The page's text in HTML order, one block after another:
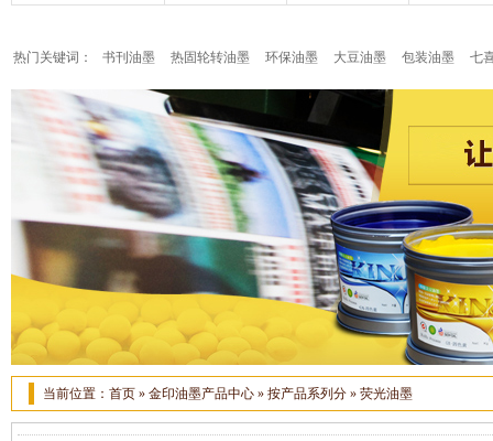
热门关键词： 书刊油墨 热固轮转油墨 环保油墨 大豆油墨 包装油墨 七
当前位置： 首页 » 金印油墨产品中心 » 按产品系列分 » 荧光油墨